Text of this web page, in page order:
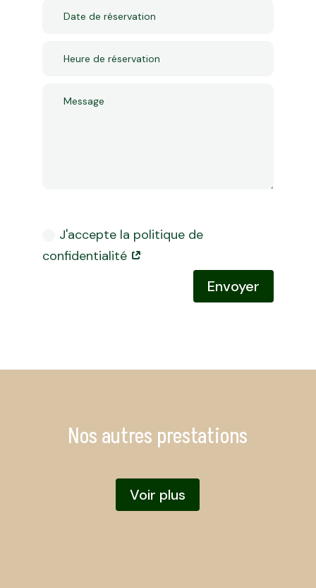
J'accepte la politique de
confidentialité
Envoyer
Nos autres prestations
Voir plus